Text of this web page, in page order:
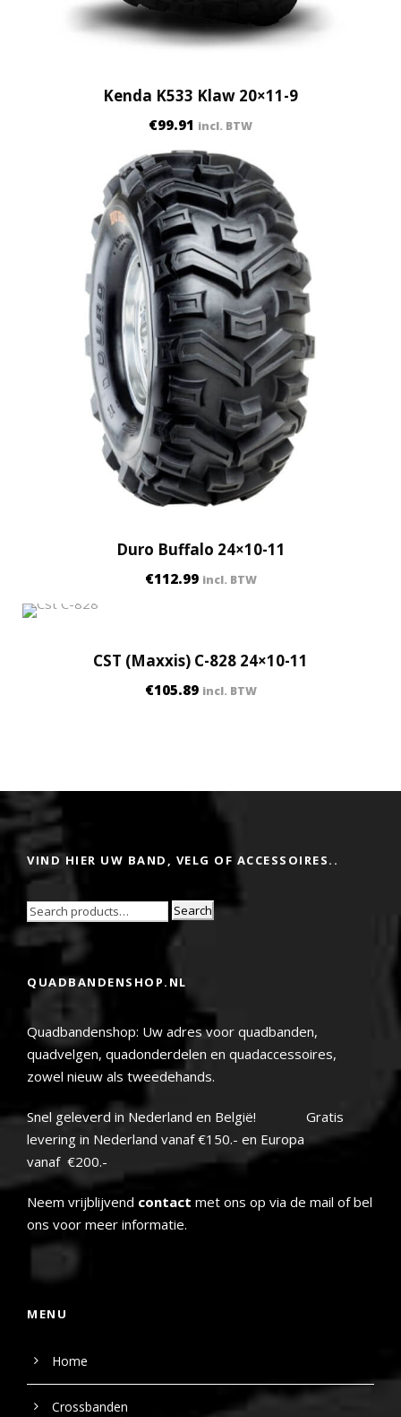
Kenda K533 Klaw 20×11-9
€99.91 incl. BTW
Duro Buffalo 24×10-11
€112.99 incl. BTW
CST (Maxxis) C-828 24×10-11
€105.89 incl. BTW
VIND HIER UW BAND, VELG OF ACCESSOIRES..
Search
QUADBANDENSHOP.NL
Quadbandenshop: Uw adres voor quadbanden,
quadvelgen, quadonderdelen en quadaccessoires,
zowel nieuw als tweedehands.
Snel geleverd in Nederland en België! Gratis
levering in Nederland vanaf €150.- en Europa
vanaf €200.-
Neem vrijblijvend contact met ons op via de mail of bel
ons voor meer informatie.
MENU
Home
Crossbanden